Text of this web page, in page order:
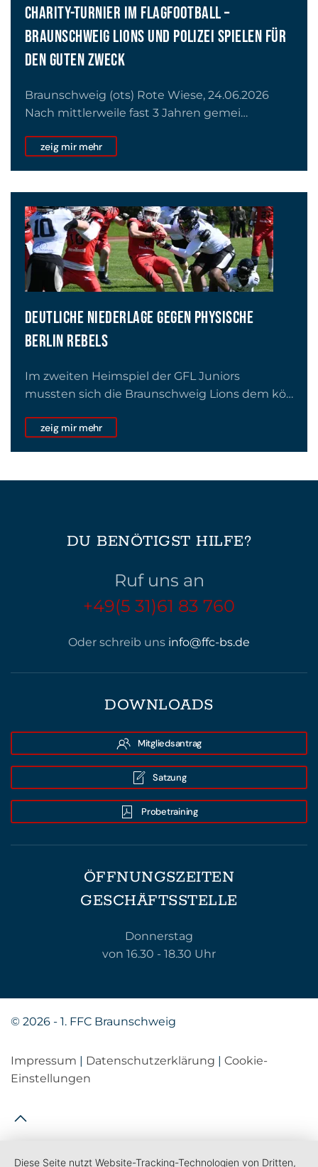
CHARITY-TURNIER IM FLAGFOOTBALL –
BRAUNSCHWEIG LIONS UND POLIZEI SPIELEN FÜR
DEN GUTEN ZWECK
Braunschweig (ots) Rote Wiese, 24.06.2026
Nach mittlerweile fast 3 Jahren gemei…
zeig mir mehr
DEUTLICHE NIEDERLAGE GEGEN PHYSISCHE
BERLIN REBELS
Im zweiten Heimspiel der GFL Juniors
mussten sich die Braunschweig Lions dem kö…
zeig mir mehr
DU BENÖTIGST HILFE?
Ruf uns an
+49(5 31)61 83 760
Oder schreib uns info@ffc-bs.de
DOWNLOADS
Mitgliedsantrag
Satzung
Probetraining
ÖFFNUNGSZEITEN
GESCHÄFTSSTELLE
Donnerstag
von 16.30 - 18.30 Uhr
© 2026 - 1. FFC Braunschweig
Impressum | Datenschutzerklärung | Cookie-
Einstellungen
Diese Seite nutzt Website-Tracking-Technologien von Dritten,